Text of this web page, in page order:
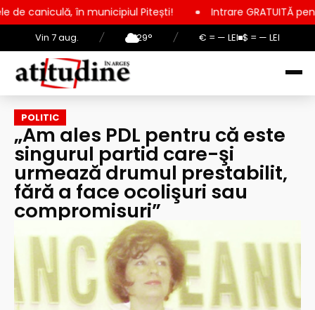
Vin 7 aug. / 29° / € = — LEI $ = — LEI
municipiul Pitești! Intrare GRATUITĂ pentru copii, elevi
POLITIC
„Am ales PDL pentru că este
singurul partid care-şi
urmează drumul prestabilit,
fără a face ocolişuri sau
compromisuri”